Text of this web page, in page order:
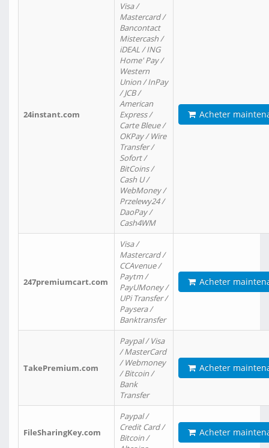
24instant.com
Visa /
Mastercard /
Bancontact
Mistercash /
iDEAL / ING
Home' Pay /
Western
Union / InPay
/ JCB /
American
Express /
Carte Bleue /
OKPay / Wire
Transfer /
Sofort /
BitCoins /
Cash U /
WebMoney /
Przelewy24 /
DaoPay /
Cash4WM
Acheter
247premiumcart.com
Visa /
Mastercard /
CCAvenue /
Paytm /
PayUMoney /
UPi Transfer /
Paysera /
Banktransfer
Acheter
TakePremium.com
Paypal / Visa
/ MasterCard
/ Webmoney
/ Bitcoin /
Bank
Transfer
Acheter
FileSharingKey.com
Paypal /
Credit Card /
Bitcoin /
Acheter